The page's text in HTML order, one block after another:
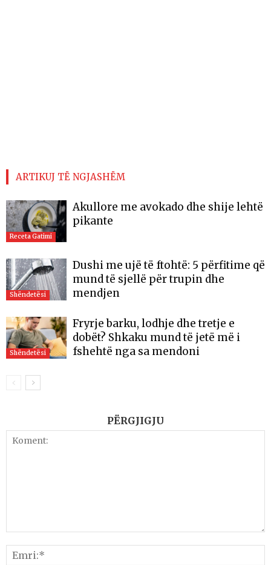
ARTIKUJ TË NGJASHËM
Receta Gatimi
Akullore me avokado dhe shije lehtë
pikante
Shëndetësi
Dushi me ujë të ftohtë: 5 përfitime që
mund të sjellë për trupin dhe
mendjen
Shëndetësi
Fryrje barku, lodhje dhe tretje e
dobët? Shkaku mund të jetë më i
fshehtë nga sa mendoni
PËRGJIGJU